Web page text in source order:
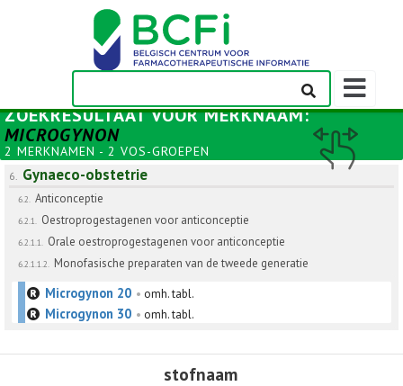
ZOEKRESULTAAT VOORMERKNAAM:
MICROGYNON
2 MERKNAMEN - 2 VOS-GROEPEN
6. Gynaeco-obstetrie
6.2. Anticonceptie
6.2.1. Oestroprogestagenen voor anticonceptie
6.2.1.1. Orale oestroprogestagenen voor anticonceptie
6.2.1.1.2. Monofasische preparaten van de tweede generatie
Microgynon 20 • omh. tabl.
Microgynon 30 • omh. tabl.
stofnaam